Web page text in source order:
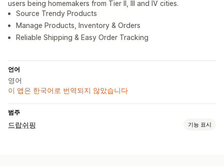
users being homemakers from Tier II, III and IV cities.
Source Trendy Products
Manage Products, Inventory & Orders
Reliable Shipping & Easy Order Tracking
언어
영어
이 앱은 한국어로 번역되지 않았습니다
범주
드랍쉬핑 기능 표시